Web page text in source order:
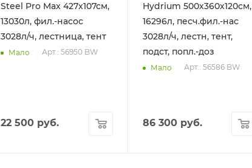
Steel Pro Max 427х107см,
13030л, фил.-насос
3028л/ч, лестница, тент
Мало Арт.: 56950 BW
22 500руб.
Hydrium 500х360х120см,
16296л, песч.фил.-нас
3028л/ч, лестн, тент,
подст, попл.-доз
Мало Арт.: 56586 BW
86 300 руб.